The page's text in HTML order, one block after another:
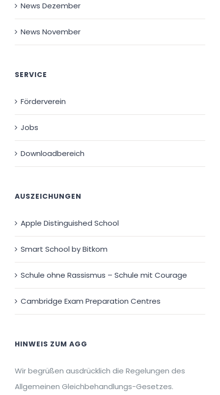
News Dezember
News November
SERVICE
Förderverein
Jobs
Downloadbereich
AUSZEICHUNGEN
Apple Distinguished School
Smart School by Bitkom
Schule ohne Rassismus – Schule mit Courage
Cambridge Exam Preparation Centres
HINWEIS ZUM AGG
Wir begrüßen ausdrücklich die Regelungen des
Allgemeinen Gleichbehandlungs-Gesetzes.